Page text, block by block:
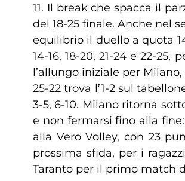
11. Il break che spacca il
del 18-25 finale. Anche nel
equilibrio il duello a quota
14-16, 18-20, 21-24 e 22-
l’allungo iniziale per Milano,
25-22 trova l’1-2 sul
3-5, 6-10. Milano ritorna
e non fermarsi fino alla
alla Vero Volley, con 23
prossima sfida, per i
Taranto per il primo match